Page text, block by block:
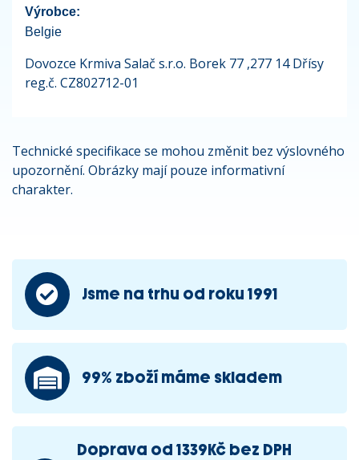
Výrobce:
Belgie
Dovozce Krmiva Salač s.r.o. Borek 77 ,277 14 Dřísy
reg.č. CZ802712-01
Technické specifikace se mohou změnit bez výslovného
upozornění. Obrázky mají pouze informativní
charakter.
Jsme na trhu od roku 1991
99% zboží máme skladem
Doprava od 1339Kč bez DPH